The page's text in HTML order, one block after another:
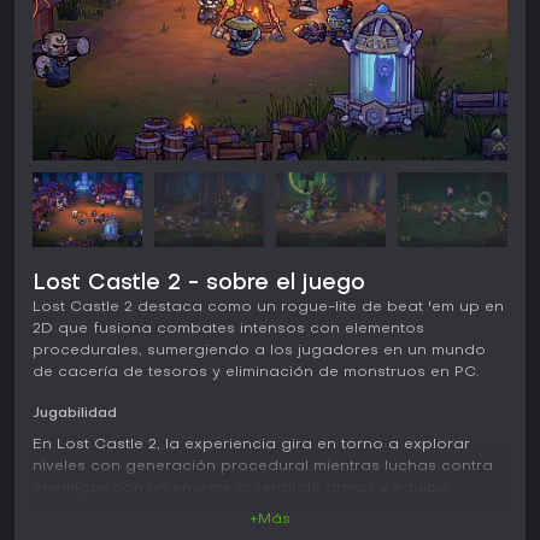
Lost Castle 2 - sobre el juego
Lost Castle 2 destaca como un rogue-lite de beat 'em up en
2D que fusiona combates intensos con elementos
procedurales, sumergiendo a los jugadores en un mundo
de cacería de tesoros y eliminación de monstruos en PC.
Jugabilidad
En Lost Castle 2, la experiencia gira en torno a explorar
niveles con generación procedural mientras luchas contra
+Más